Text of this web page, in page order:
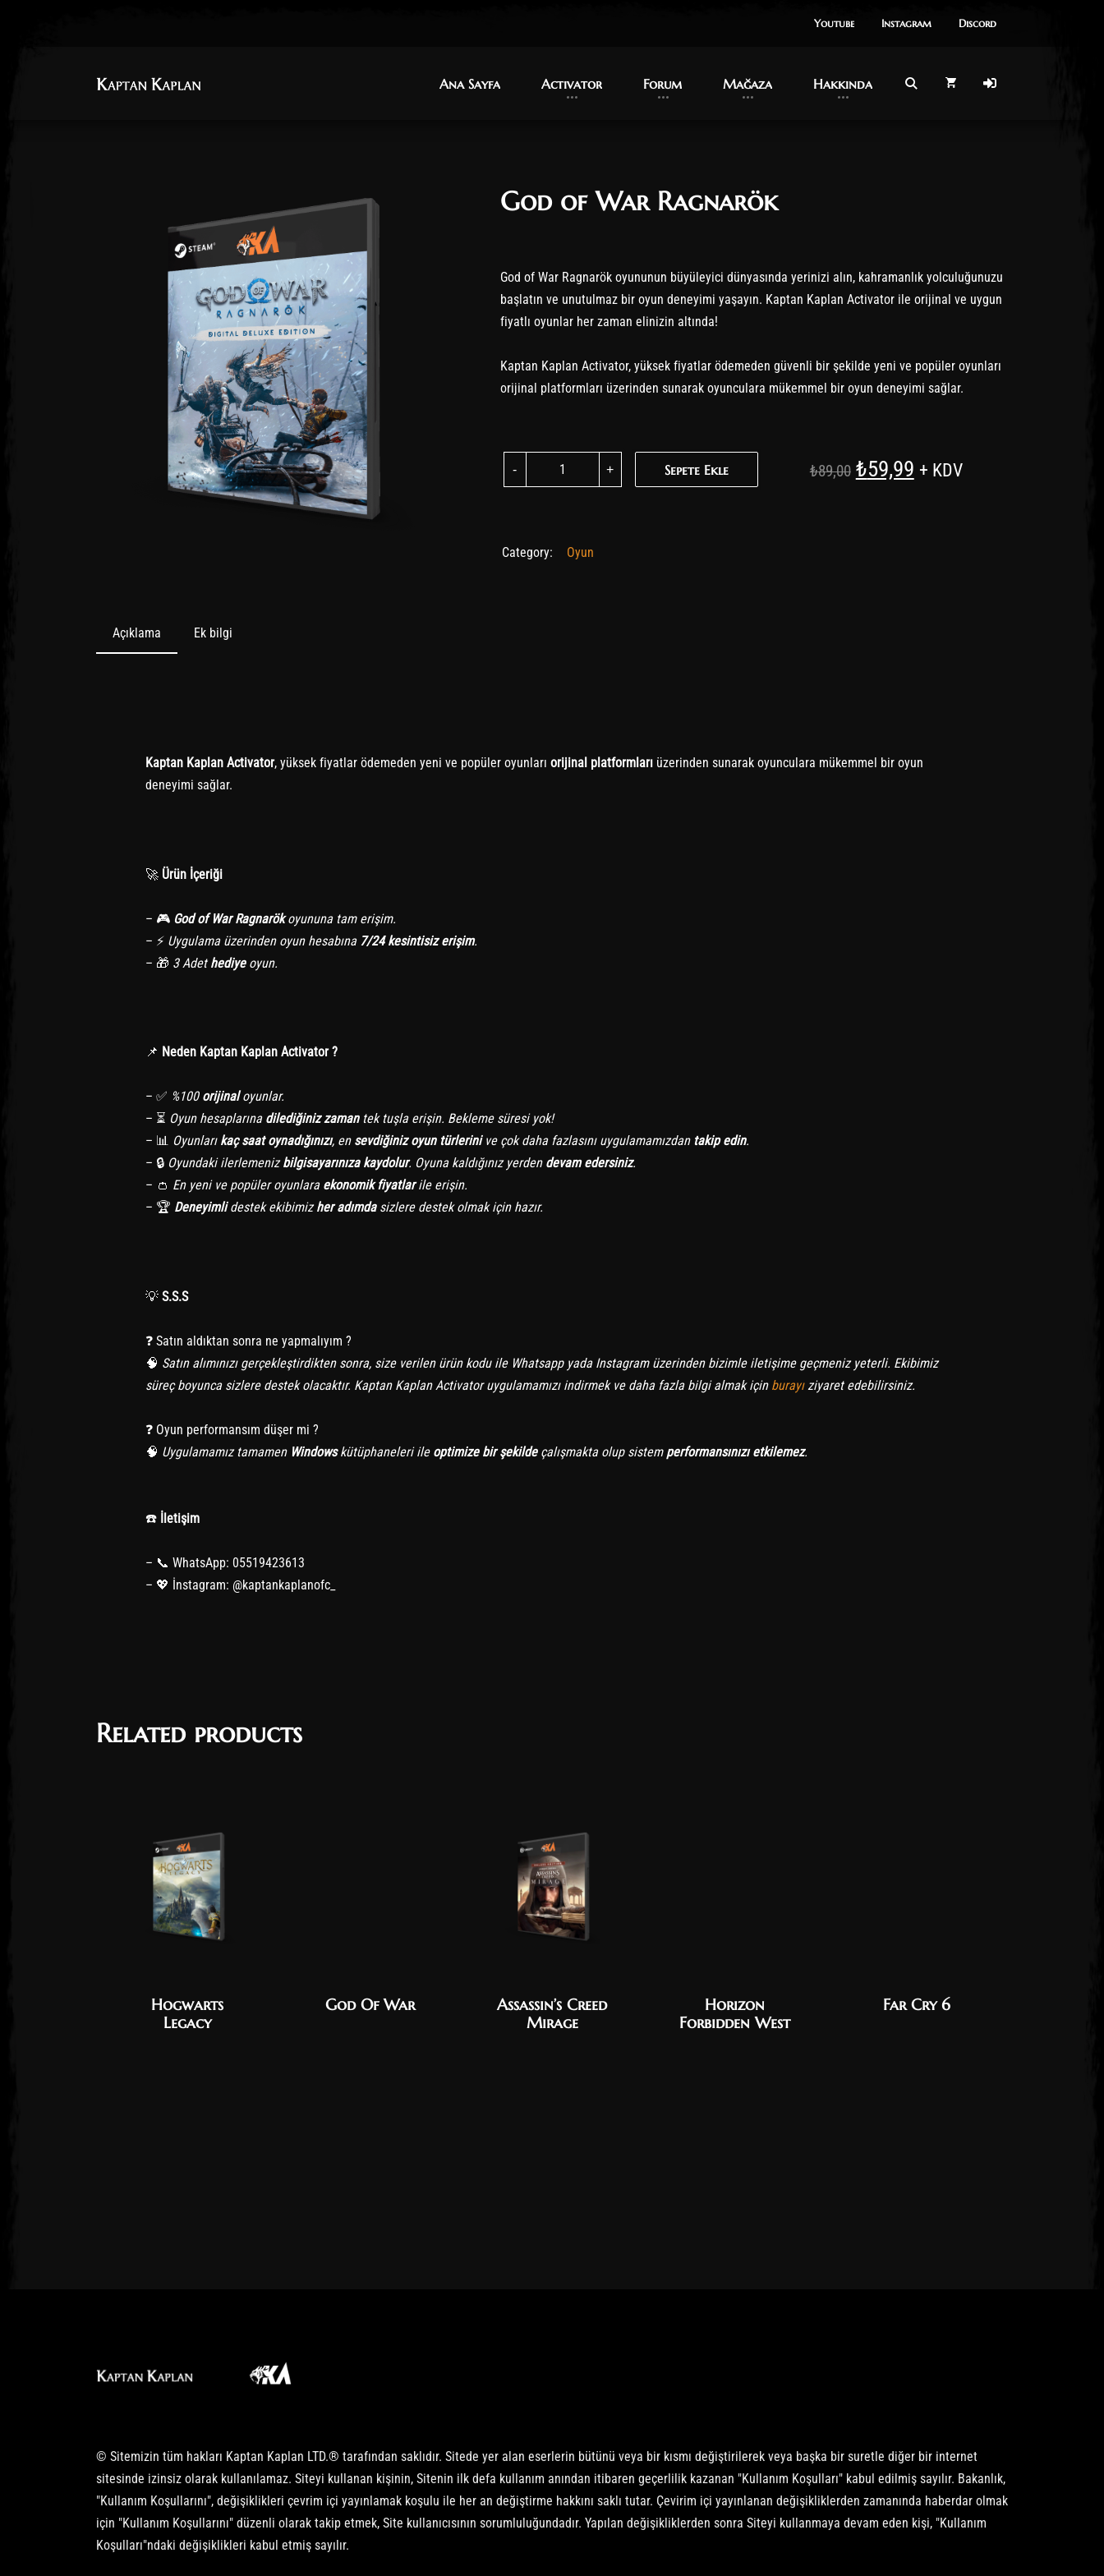
Youtube
Youtube Instagram
Instagram Dıscord
Dıscord
Ana Sayfa
Ana Sayfa Activator
Activator Forum
Forum Mağaza
Mağaza Hakkında
Hakkında
God of War Ragnarök
God of War Ragnarök oyununun büyüleyici dünyasında yerinizi alın, kahramanlık yolculuğunuzu
başlatın ve unutulmaz bir oyun deneyimi yaşayın. Kaptan Kaplan Activator ile orijinal ve uygun
fiyatlı oyunlar her zaman elinizin altında!
Kaptan Kaplan Activator, yüksek fiyatlar ödemeden güvenli bir şekilde yeni ve popüler oyunları
orijinal platformları üzerinden sunarak oyunculara mükemmel bir oyun deneyimi sağlar.
God of War Ragnarök quantitySepete Ekle
Sepete Ekle ₺89,00 Orijinal
₺59,99Şu
+ KDV
Category: Oyun
Açıklama Ek bilgi
Kaptan Kaplan Activator, yüksek fiyatlar ödemeden yeni ve popüler oyunları orijinal platformları üzerinden sunarak oyunculara mükemmel bir oyun
deneyimi sağlar.
🚀 Ürün İçeriği
– 🎮 God of War Ragnarök oyununa tam erişim.
– ⚡ Uygulama üzerinden oyun hesabına 7/24 kesintisiz erişim.
– 🎁 3 Adet hediyeoyun.
📌 Neden Kaptan Kaplan Activator ?
– ✅ %100orijinaloyunlar.
– ⏳ Oyun hesaplarına dilediğiniz zamantek tuşla erişin. Bekleme süresi yok!
– 📊 Oyunları kaç saat oynadığınızı, en sevdiğiniz oyun türlerinive çok daha fazlasını uygulamamızdan takip edin.
– 🔒 Oyundaki ilerlemenizbilgisayarınıza kaydolur. Oyuna kaldığınız yerden devam edersiniz.
– 👛 En yeni ve popüler oyunlara ekonomik fiyatlarile erişin.
– 🏆 Deneyimlidestek ekibimizher adımdasizlere destek olmak için hazır.
💡 S.S.S
❓ Satın aldıktan sonra ne yapmalıyım ?
🧠 Satın alımınızı gerçekleştirdikten sonra, size verilen ürün kodu ile Whatsapp yada Instagram üzerinden bizimle iletişime geçmeniz yeterli. Ekibimiz
süreç boyunca sizlere destek olacaktır. Kaptan Kaplan Activator uygulamamızı indirmek ve daha fazla bilgi almak için burayıziyaret edebilirsiniz.
❓ Oyun performansım düşer mi ?
🧠 Uygulamamız tamamen Windowskütüphaneleri ile optimize bir şekildeçalışmakta olup sistem performansınızı etkilemez.
☎️ İletişim
– 📞 WhatsApp: 05519423613
– 💖 İnstagram: @kaptankaplanofc_
Related products
Assassin’s Creed
Mirage
Horizon
Forbidden West
Far Cry 6
Hogwarts
Legacy
God Of War
© Sitemizin tüm hakları Kaptan Kaplan LTD.® tarafından saklıdır. Sitede yer alan eserlerin bütünü veya bir kısmı değiştirilerek veya başka bir suretle diğer bir internet
sitesinde izinsiz olarak kullanılamaz. Siteyi kullanan kişinin, Sitenin ilk defa kullanım anından itibaren geçerlilik kazanan "Kullanım Koşulları" kabul edilmiş sayılır. Bakanlık,
"Kullanım Koşullarını", değişiklikleri çevrim içi yayınlamak koşulu ile her an değiştirme hakkını saklı tutar. Çevirim içi yayınlanan değişikliklerden zamanında haberdar olmak
için "Kullanım Koşullarını" düzenli olarak takip etmek, Site kullanıcısının sorumluluğundadır. Yapılan değişikliklerden sonra Siteyi kullanmaya devam eden kişi, "Kullanım
Koşulları"ndaki değişiklikleri kabul etmiş sayılır.